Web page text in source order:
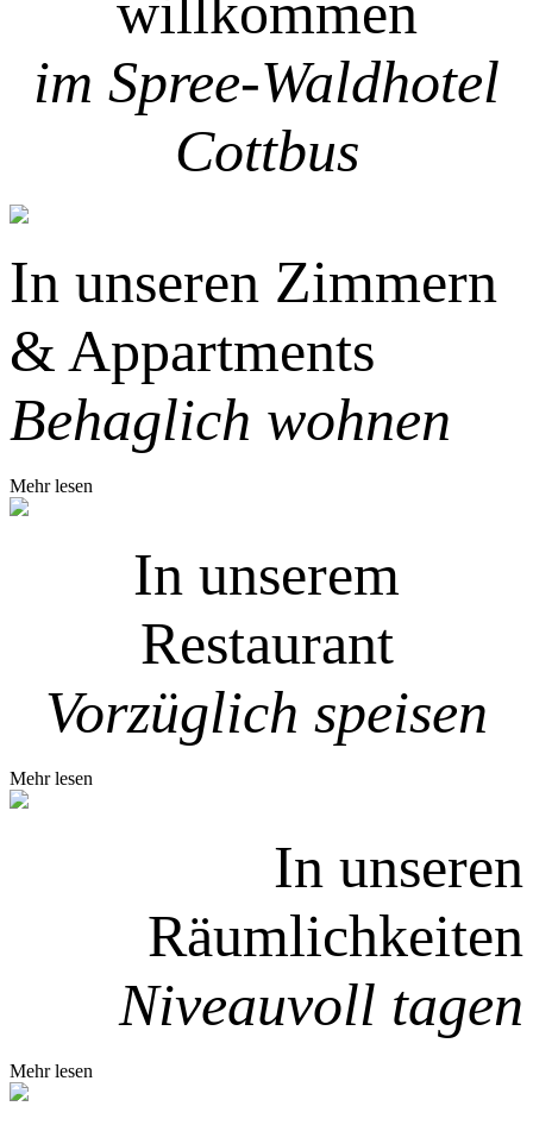
im Spree-Waldhotel
Cottbus
In unseren Zimmern
& Appartments
Behaglich wohnen
Mehr lesen
In unserem
Restaurant
Vorzüglich speisen
Mehr lesen
In unseren
Räumlichkeiten
Niveauvoll tagen
Mehr lesen